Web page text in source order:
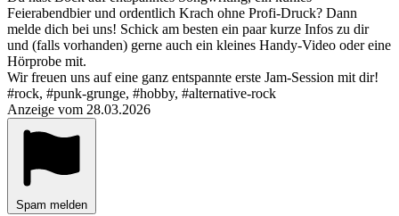
Feierabendbier und ordentlich Krach ohne Profi-Druck? Dann
melde dich bei uns! Schick am besten ein paar kurze Infos zu dir
und (falls vorhanden) gerne auch ein kleines Handy-Video oder eine
Hörprobe mit.
Wir freuen uns auf eine ganz entspannte erste Jam-Session mit dir!
#rock, #punk-grunge, #hobby, #alternative-rock
Anzeige vom 28.03.2026
Spam melden